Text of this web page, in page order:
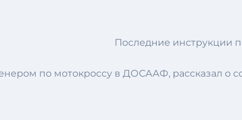
Последние инструкции